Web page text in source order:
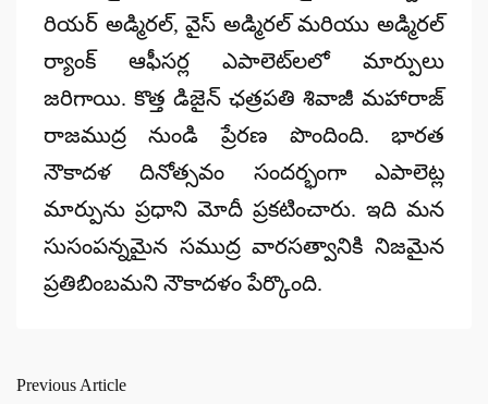
రియర్ అడ్మిరల్, వైస్ అడ్మిరల్ మరియు అడ్మిరల్
ర్యాంక్ ఆఫీసర్ల ఎపాలెట్‌లలో మార్పులు
జరిగాయి. కొత్త డిజైన్ ఛత్రపతి శివాజీ మహారాజ్
రాజముద్ర నుండి ప్రేరణ పొందింది. భారత
నౌకాదళ దినోత్సవం సందర్భంగా ఎపాలెట్ల
మార్పును ప్రధాని మోదీ ప్రకటించారు. ఇది మన
సుసంపన్నమైన సముద్ర వారసత్వానికి నిజమైన
ప్రతిబింబమని నౌకాదళం పేర్కొంది.
Post
Previous Article